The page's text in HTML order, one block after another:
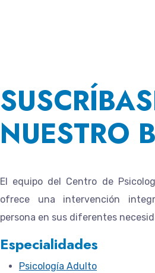
NUESTRO
El equipo del Centro de
ofrece una intervención
persona en sus diferentes
Especialidades
Psicología Adulto